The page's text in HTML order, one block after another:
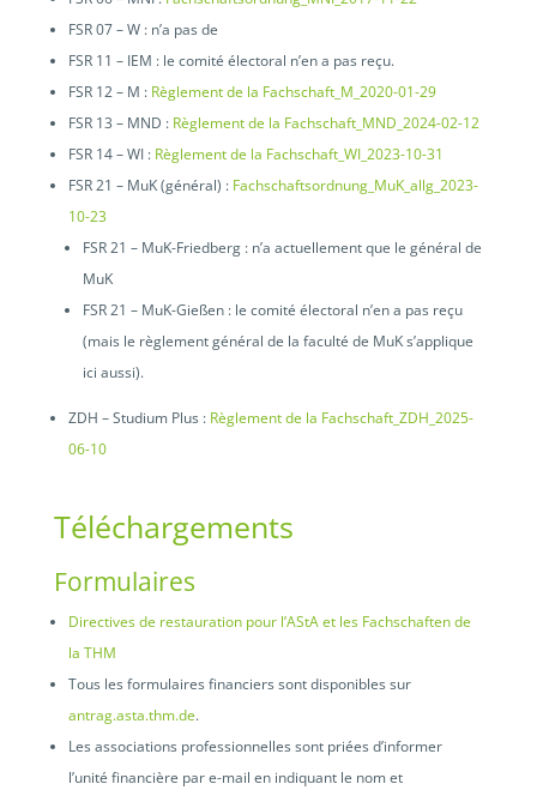
FSR 07 – W : n’a pas de
FSR 11 – IEM : le comité électoral n’en a pas reçu.
FSR 12 – M : Règlement de la Fachschaft_M_2020-01-29
FSR 13 – MND : Règlement de la Fachschaft_MND_2024-02-12
FSR 14 – WI : Règlement de la Fachschaft_WI_2023-10-31
FSR 21 – MuK (général) : Fachschaftsordnung_MuK_allg_2023-
10-23
FSR 21 – MuK-Friedberg : n’a actuellement que le général de
MuK
FSR 21 – MuK-Gießen : le comité électoral n’en a pas reçu
(mais le règlement général de la faculté de MuK s’applique
ici aussi).
ZDH – Studium Plus : Règlement de la Fachschaft_ZDH_2025-
06-10
Téléchargements
Formulaires
Directives de restauration pour l’AStA et les Fachschaften de
la THM
Tous les formulaires financiers sont disponibles sur
antrag.asta.thm.de.
Les associations professionnelles sont priées d’informer
l’unité financière par e-mail en indiquant le nom et